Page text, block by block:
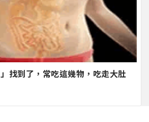
找到了，常吃這幾物，吃走大肚